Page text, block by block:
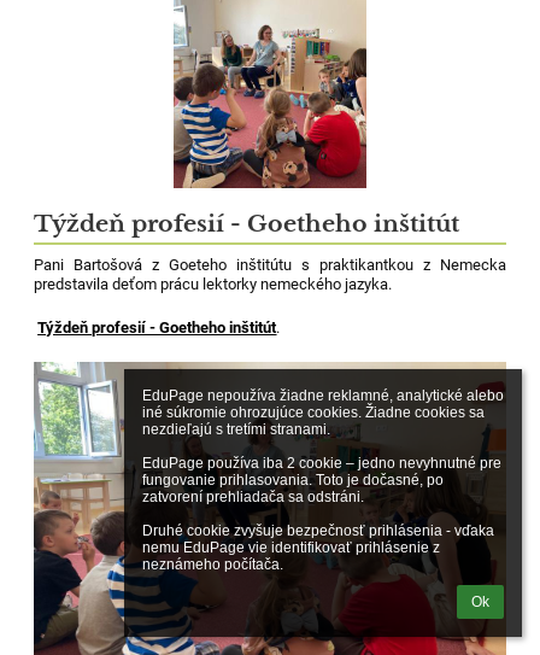
EduPage nepoužíva žiadne reklamné, analytické alebo
iné súkromie ohrozujúce cookies. Žiadne cookies sa
nezdieľajú s tretími stranami.
EduPage používa iba 2 cookie – jedno nevyhnutné pre
fungovanie prihlasovania. Toto je dočasné, po
zatvorení prehliadača sa odstráni.
Druhé cookie zvyšuje bezpečnosť prihlásenia - vďaka
nemu EduPage vie identifikovať prihlásenie z
neznámeho počítača.
Ok
Týždeň profesií - Goetheho inštitút
Pani Bartošová z Goeteho inštitútu s praktikantkou z Nemecka
predstavila deťom prácu lektorky nemeckého jazyka.
Týždeň profesií - Goetheho inštitút.